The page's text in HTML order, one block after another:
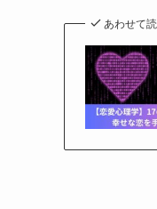
あわせて